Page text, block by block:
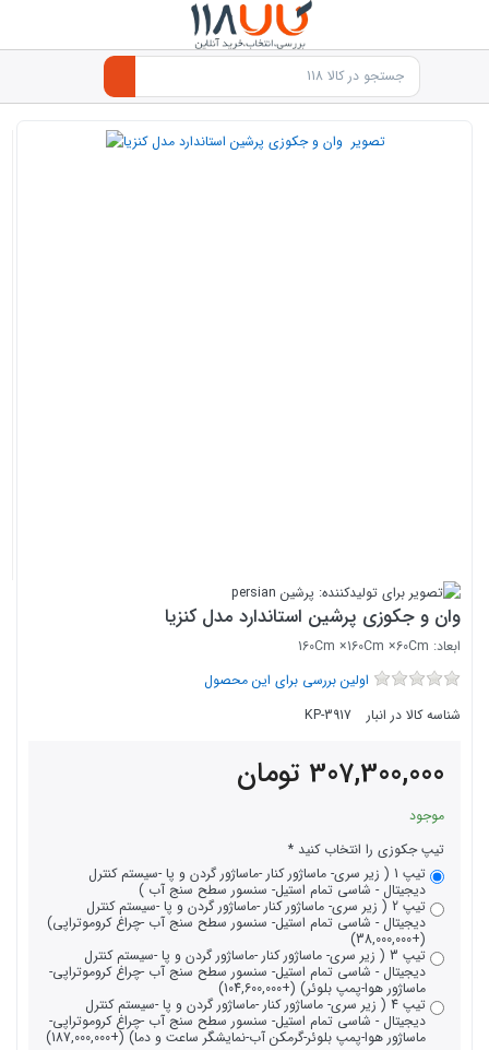
وان و جکوزی پرشین استاندارد مدل کنزیا
ابعاد: 160Cm ×160Cm ×60Cm
اولین بررسی برای این محصول
شناسه کالا در انبار
KP-3917
307,300,000 تومان
موجود
تیپ جکوزی را انتخاب کنید
تیپ 1 ( زیر سری- ماساژور کنار -ماساژور گردن و پا -سیستم کنترل
دیجیتال - شاسی تمام استیل- سنسور سطح سنج آب )
تیپ 2 ( زیر سری- ماساژور کنار -ماساژور گردن و پا -سیستم کنترل
دیجیتال - شاسی تمام استیل- سنسور سطح سنج آب -چراغ کروموتراپی)
(+38,000,000)
تیپ 3 ( زیر سری- ماساژور کنار -ماساژور گردن و پا -سیستم کنترل
دیجیتال - شاسی تمام استیل- سنسور سطح سنج آب -چراغ کروموتراپی-
ماساژور هوا-پمپ بلوئر) (+104,600,000)
تیپ 4 ( زیر سری- ماساژور کنار -ماساژور گردن و پا -سیستم کنترل
دیجیتال - شاسی تمام استیل- سنسور سطح سنج آب -چراغ کروموتراپی-
ماساژور هوا-پمپ بلوئر-گرمکن آب-نمایشگر ساعت و دما) (+187,000,000)